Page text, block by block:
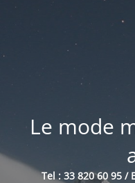
Le mode
Tel : 33 820 60 95 /